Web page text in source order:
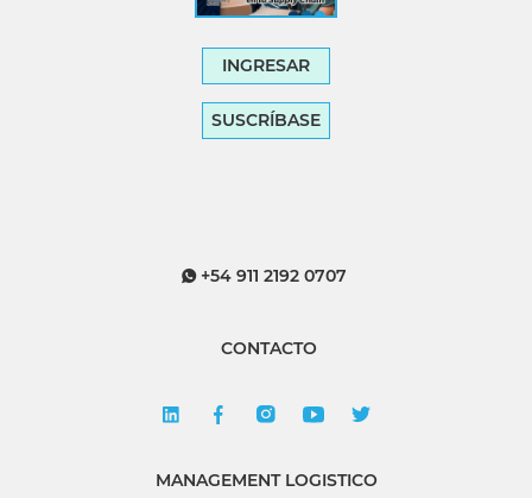
INGRESAR
SUSCRÍBASE
+54 911 2192 0707
CONTACTO
MANAGEMENT LOGISTICO